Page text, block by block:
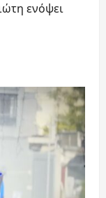
ενόψει